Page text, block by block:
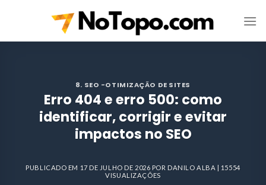
8. SEO -OTIMIZAÇÃO DE SITES
Erro 404 e erro 500: como
identificar, corrigir e evitar
impactos no SEO
PUBLICADO EM 17 DE JULHO DE 2026 POR DANILO ALBA | 15554
VISUALIZAÇÕES